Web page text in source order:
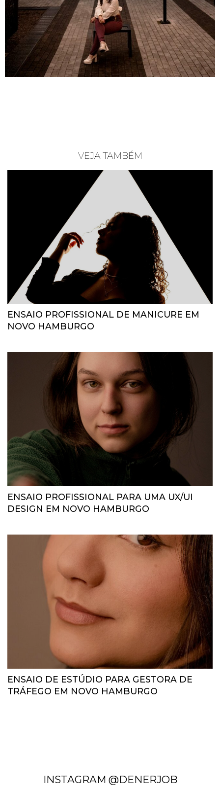
VEJA TAMBÉM
ENSAIO PROFISSIONAL DE MANICURE EM
NOVO HAMBURGO
ENSAIO PROFISSIONAL PARA UMA UX/UI
DESIGN EM NOVO HAMBURGO
ENSAIO DE ESTÚDIO PARA GESTORA DE
TRÁFEGO EM NOVO HAMBURGO
INSTAGRAM @DENERJOB